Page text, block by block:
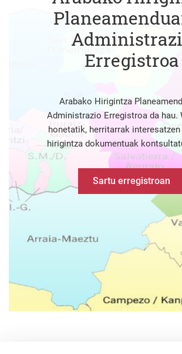
Erregistroa
Arabako Hirigintza
Administrazio Erregistroa da hau.
honetatik, herritarrak
hirigintza dokumentuak
Sartu erregistroan